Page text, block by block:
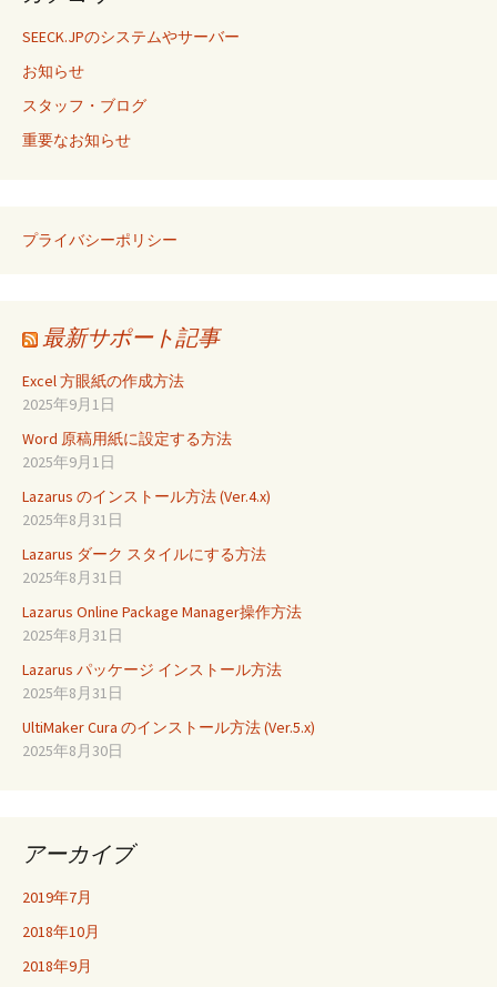
SEECK.JPのシステムやサーバー
お知らせ
スタッフ・ブログ
重要なお知らせ
プライバシーポリシー
最新サポート記事
Excel 方眼紙の作成方法
2025年9月1日
Word 原稿用紙に設定する方法
2025年9月1日
Lazarus のインストール方法 (Ver.4.x)
2025年8月31日
Lazarus ダーク スタイルにする方法
2025年8月31日
Lazarus Online Package Manager操作方法
2025年8月31日
Lazarus パッケージ インストール方法
2025年8月31日
UltiMaker Cura のインストール方法 (Ver.5.x)
2025年8月30日
アーカイブ
2019年7月
2018年10月
2018年9月